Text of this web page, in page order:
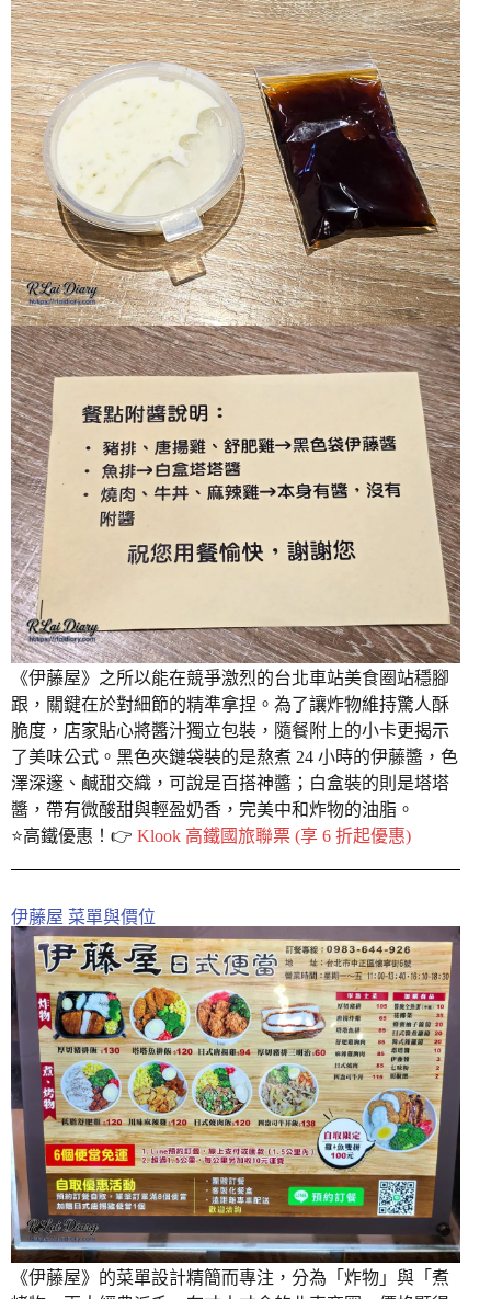
《伊藤屋》之所以能在競爭激烈的台北車站美食圈站穩腳
跟，關鍵在於對細節的精準拿捏。為了讓炸物維持驚人酥
脆度，店家貼心將醬汁獨立包裝，隨餐附上的小卡更揭示
了美味公式。黑色夾鏈袋裝的是熬煮 24 小時的伊藤醬，色
澤深邃、鹹甜交織，可說是百搭神醬；白盒裝的則是塔塔
醬，帶有微酸甜與輕盈奶香，完美中和炸物的油脂。
⭐️高鐵優惠！👉 Klook 高鐵國旅聯票 (享 6 折起優惠)
伊藤屋 菜單與價位
《伊藤屋》的菜單設計精簡而專注，分為「炸物」與「煮